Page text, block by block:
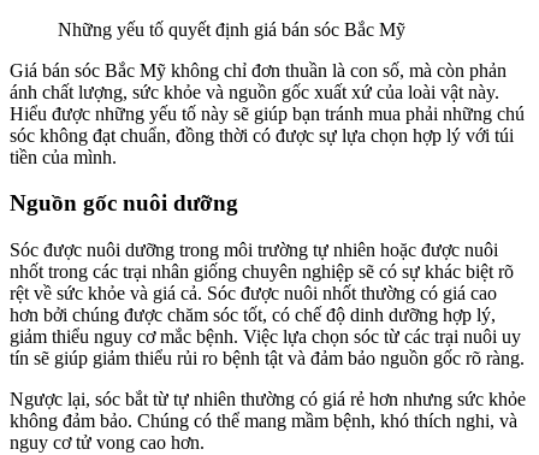
Những yếu tố quyết định giá bán sóc Bắc Mỹ
Giá bán sóc Bắc Mỹ không chỉ đơn thuần là con số, mà còn phản
ánh chất lượng, sức khỏe và nguồn gốc xuất xứ của loài vật này.
Hiểu được những yếu tố này sẽ giúp bạn tránh mua phải những chú
sóc không đạt chuẩn, đồng thời có được sự lựa chọn hợp lý với túi
tiền của mình.
Nguồn gốc nuôi dưỡng
Sóc được nuôi dưỡng trong môi trường tự nhiên hoặc được nuôi
nhốt trong các trại nhân giống chuyên nghiệp sẽ có sự khác biệt rõ
rệt về sức khỏe và giá cả. Sóc được nuôi nhốt thường có giá cao
hơn bởi chúng được chăm sóc tốt, có chế độ dinh dưỡng hợp lý,
giảm thiểu nguy cơ mắc bệnh. Việc lựa chọn sóc từ các trại nuôi uy
tín sẽ giúp giảm thiểu rủi ro bệnh tật và đảm bảo nguồn gốc rõ ràng.
Ngược lại, sóc bắt từ tự nhiên thường có giá rẻ hơn nhưng sức khỏe
không đảm bảo. Chúng có thể mang mầm bệnh, khó thích nghi, và
nguy cơ tử vong cao hơn.